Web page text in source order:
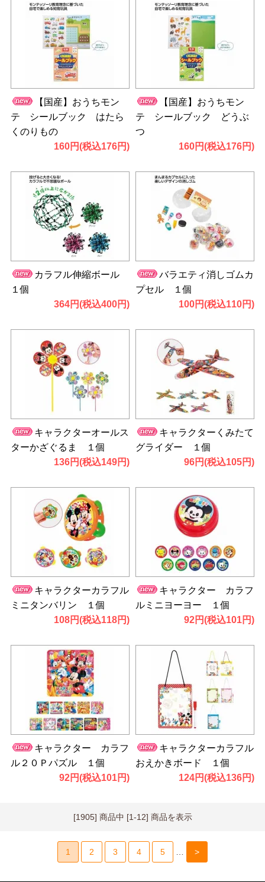
【国産】おうちモン
テ シールブック はたら
くのりもの
160円(税込176円)
【国産】おうちモン
テ シールブック どうぶ
つ
160円(税込176円)
カラフル伸縮ボール
１個
364円(税込400円)
バラエティ消しゴムカ
プセル １個
100円(税込110円)
キャラクターオールス
ターかざぐるま １個
136円(税込149円)
キャラクターくみたて
グライダー １個
96円(税込105円)
キャラクターカラフル
ミニタンバリン １個
108円(税込118円)
キャラクター カラフ
ルミニヨーヨー １個
92円(税込101円)
キャラクター カラフ
ル２０Ｐパズル １個
92円(税込101円)
キャラクターカラフル
おえかきボード １個
124円(税込136円)
[1905] 商品中 [1-12] 商品を表示
1 2 3 4 5 … >